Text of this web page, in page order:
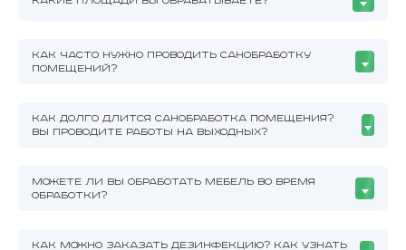
КАК ЧАСТО НУЖНО ПРОВОДИТЬ САНОБРАБОТКУ
ПОМЕЩЕНИЙ?
КАК ДОЛГО ДЛИТСЯ САНОБРАБОТКА ПОМЕЩЕНИЯ?
ВЫ ПРОВОДИТЕ РАБОТЫ НА ВЫХОДНЫХ?
МОЖЕТЕ ЛИ ВЫ ОБРАБОТАТЬ МЕБЕЛЬ ВО ВРЕМЯ
ОБРАБОТКИ?
КАК МОЖНО ЗАКАЗАТЬ ДЕЗИНФЕКЦИЮ? КАК УЗНАТЬ